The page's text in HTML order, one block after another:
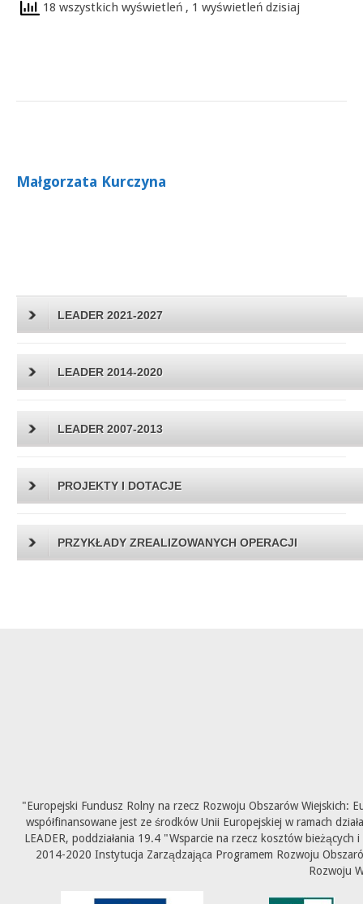
18 wszystkich wyświetleń , 1 wyświetleń dzisiaj
Małgorzata Kurczyna
LEADER 2021-2027
LEADER 2014-2020
LEADER 2007-2013
PROJEKTY I DOTACJE
PRZYKŁADY ZREALIZOWANYCH OPERACJI
"Europejski Fundusz Rolny na rzecz Rozwoju Obszarów Wiejskich:
współfinansowane jest ze środków Unii Europejskiej w ramach
LEADER, poddziałania 19.4 "Wsparcie na rzecz kosztów
2014-2020 Instytucja Zarządzająca Programem Rozwoju
Rozwoju